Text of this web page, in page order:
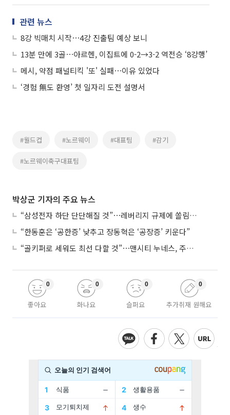
관련 뉴스
8강 빅매치 시작⋯4강 진출팀 예상 보니
13분 만에 3골⋯아르헨, 이집트에 0-2→3-2 역전승 ‘8강행’
메시, 약점 패널티킥 '또' 실패⋯이유 있었다
‘경험 無도 환영’ 첫 일자리 도전 설명서
#월드컵 #노르웨이 #대표팀 #감기
#노르웨이축구대표팀
박상군 기자의 주요 뉴스
“삼성전자 하단 단단해질 것”⋯레버리지 규제에 쏠림 완화
“한동훈은 ‘공한증’ 낮추고 장동혁은 ‘공장증’ 키운다”
“골키퍼로 세워도 최선 다할 것”⋯맨시티 누네스, 주전 경쟁 각오
좋아요
0
화나요
0
슬퍼요
0
추가취재 원해요
0